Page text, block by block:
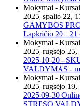
Mokymai -
2025, spalio 22,
GAMYBOS
Lapkričio 20 - 21
Mokymai -
2025, rugsėjo 25,
2025-10-20 -
VALDYMAS -
Mokymai -
2025, rugsėjo 19,
2025-09-30
STRESO